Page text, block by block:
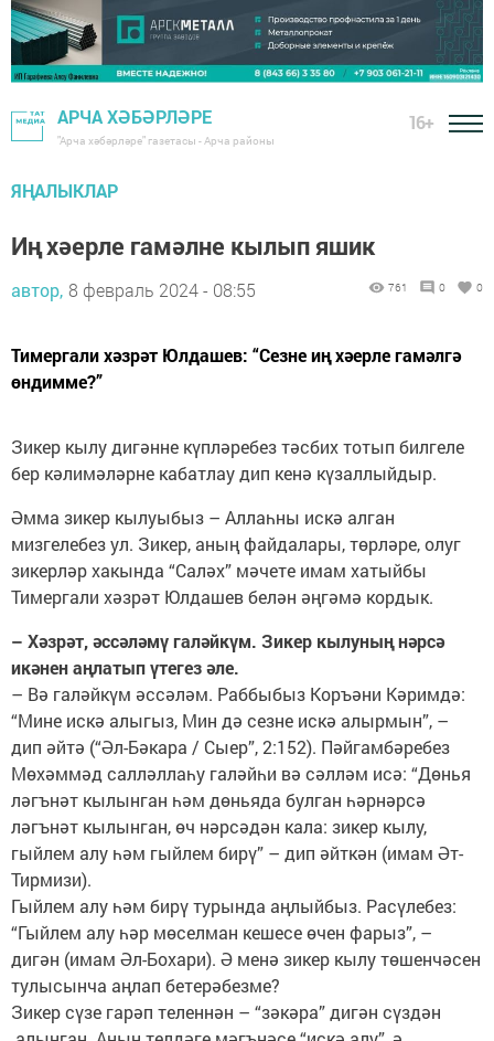
АРЧА ХӘБӘРЛӘРЕ
"Арча хәбәрләре" газетасы - Арча районы
16+
ЯҢАЛЫКЛАР
Иң хәерле гамәлне кылып яшик
автор, 8 февраль 2024 - 08:55 761 0 0
Тимергали хәзрәт Юлдашев: “Сезне иң хәерле гамәлгә
өндимме?”
Зикер кылу дигәнне күпләребез тәсбих тотып билгеле
бер кәлимәләрне кабатлау дип кенә күзаллыйдыр.
Әмма зикер кылуыбыз – Аллаһны искә алган
мизгелебез ул. Зикер, аның файдалары, төрләре, олуг
зикерләр хакында “Саләх” мәчете имам хатыйбы
Тимергали хәзрәт Юлдашев белән әңгәмә кордык.
– Хәзрәт, әссәләмү галәйкүм. Зикер кылуның нәрсә
икәнен аңлатып үтегез әле.
– Вә галәйкүм әссәләм. Раббыбыз Коръәни Кәримдә:
“Мине искә алыгыз, Мин дә сезне искә алырмын”, –
дип әйтә (“Әл-Бәкара / Сыер”, 2:152). Пәйгамбәребез
Мөхәммәд салләллаһу галәйһи вә сәлләм исә: “Дөнья
ләгънәт кылынган һәм дөньяда булган һәрнәрсә
ләгънәт кылынган, өч нәрсәдән кала: зикер кылу,
гыйлем алу һәм гыйлем бирү” – дип әйткән (имам Әт-
Тирмизи).
Гыйлем алу һәм бирү турында аңлыйбыз. Расүлебез:
“Гыйлем алу һәр мөселман кешесе өчен фарыз”, –
дигән (имам Әл-Бохари). Ә менә зикер кылу төшенчәсен
тулысынча аңлап бетерәбезме?
Зикер сүзе гарәп теленнән – “зәкәра” дигән сүздән